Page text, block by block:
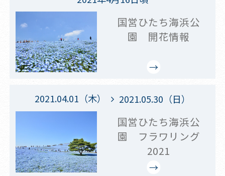
国営ひたち海浜公
園 開花情報
2021.04.01（木） 2021.05.30（日）
国営ひたち海浜公
園 フラワリング
2021